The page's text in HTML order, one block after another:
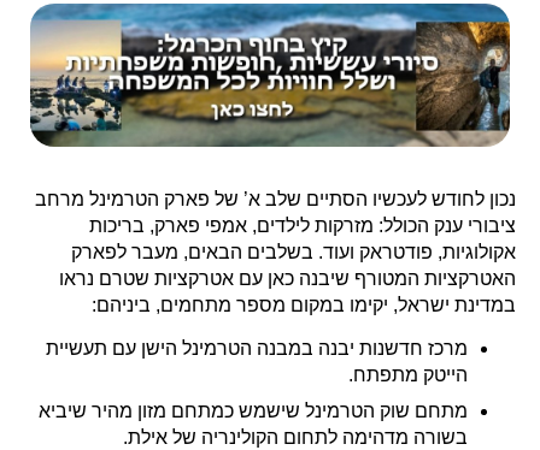
נכון לחודש לעכשיו הסתיים שלב א’ של פארק הטרמינל מרחב
ציבורי ענק הכולל: מזרקות לילדים, אמפי פארק, בריכות
אקולוגיות, פודטראק ועוד. בשלבים הבאים, מעבר לפארק
האטרקציות המטורף שיבנה כאן עם אטרקציות שטרם נראו
במדינת ישראל, יקימו במקום מספר מתחמים, ביניהם:
מרכז חדשנות יבנה במבנה הטרמינל הישן עם תעשיית
הייטק מתפתח.
מתחם שוק הטרמינל שישמש כמתחם מזון מהיר שיביא
בשורה מדהימה לתחום הקולינריה של אילת.